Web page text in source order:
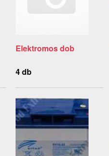
Elektromos dob
4 db